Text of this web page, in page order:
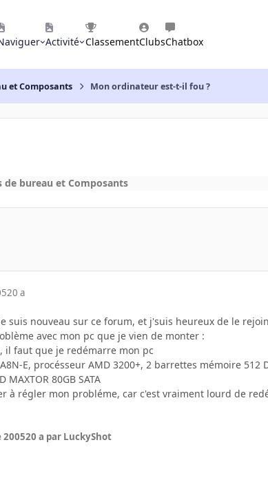
Activité ClassementClubsChatbox
et Composants Mon ordinateur est-t-il fou ?
de bureau et Composants
20 a
suis nouveau sur ce forum, et j'suis heureux de le
avec mon pc que je vien de monter :
il faut que je redémarre mon pc
E, procésseur AMD 3200+, 2 barrettes mémoire 512
80GB SATA
à régler mon probléme, car c'est vraiment lourd de
200520 a par LuckyShot